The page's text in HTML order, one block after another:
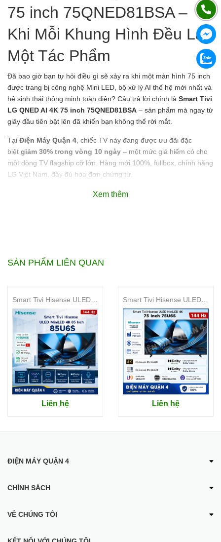
75 inch 75QNED81BSA–
Khi Mỗi Khung Hình Đều Là
Một Tác Phẩm
Đã bao giờ bạn tự hỏi điều gì sẽ xảy ra khi một màn hình 75 inch
được trang bị công nghệ Mini LED, bộ xử lý AI thế hệ mới nhất và
hệ sinh thái thông minh toàn diện? Câu trả lời chính là Smart Tivi
LG QNED AI 4K 75 inch 75QNED81BSA – sản phẩm mà ngay từ
giây đầu tiên bật lên đã khiến bạn không thể rời mắt.
Tại Điện Máy Quận 4 , chiếc TV này đang được ưu đãi đặc
biệt giảm 30% trong vòng 10 ngày – một mức giá hiếm có cho
một dòng TV flagship cỡ lớn. Hàng mới 100%, fullbox, chính hãng
LG Việt Nam, đầy đủ hóa đơn chứng từ.
Smart Tivi LG QNED AI 4K 75 inch 75QNED81BSA là dòng
chuẩn xác 100%. Sản phẩm sở hữu bộ xử lý Alpha 7 AI Thế
hệ 9 và hệ điều hành webOS 26 tích hợp đa trí tuệ nhân tạo
(Gemini & Copilot), tối ưu hoàn hảo cho nhu cầu giải trí màn
hình lớn và gaming chuyên nghiệp.
Điện Máy Quận 4 là đơn vị phân phối chính hãng dòng Smart
Tivi LG QNED AI 4K 75 inch 75QNED81BSA, cam kết mang
đến giải pháp hiển thị đỉnh cao từ thương hiệu LG toàn cầu.
Sự kết hợp giữa tấm nền QNED đột phá và các thuật toán học
75QNED81BSA
Loại màn hình:
Picture Pro, Mini LED
Xem thêm
SẢN PHẨM LIÊN QUAN
Liên hệ Liên hệ
ĐIỆN MÁY QUẬN 4
CHÍNH SÁCH
VỀ CHÚNG TÔI